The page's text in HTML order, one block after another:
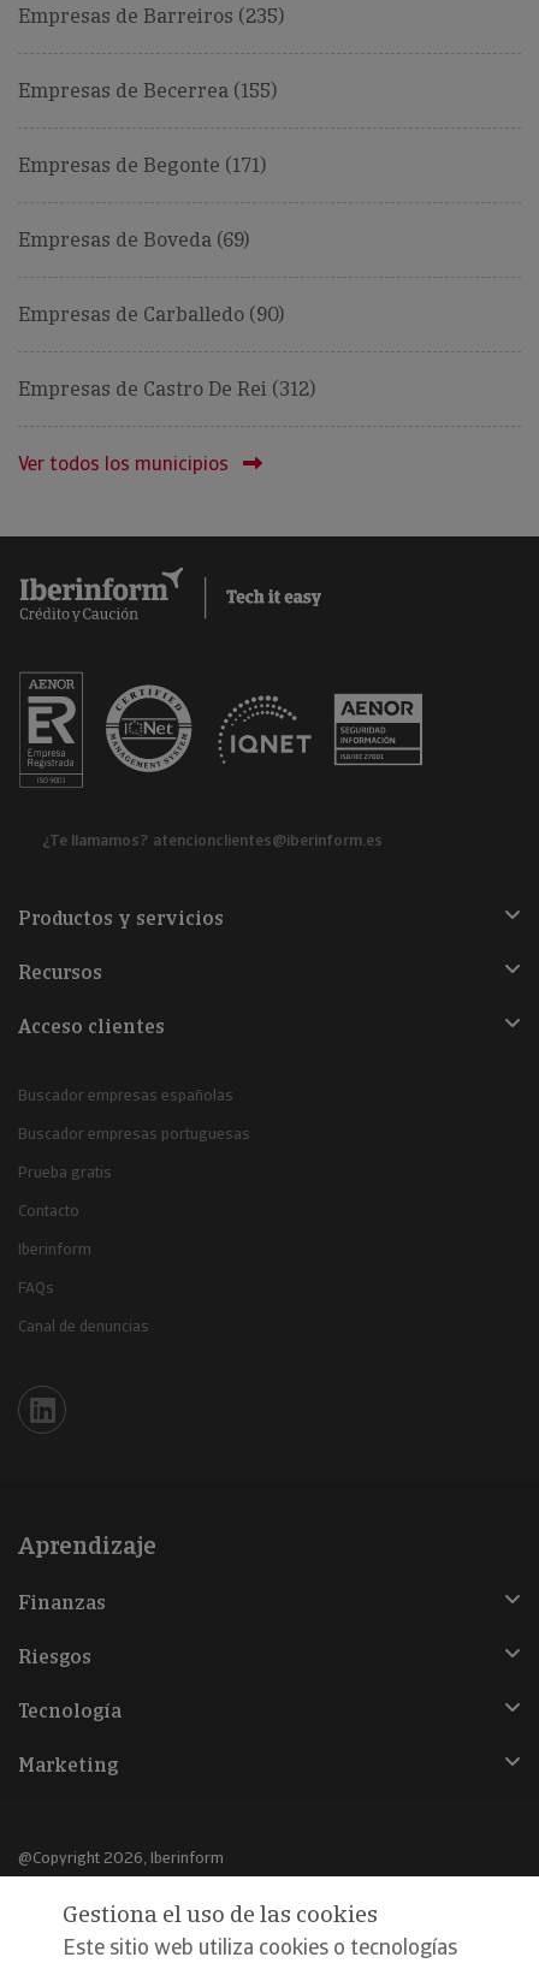
Empresas de Barreiros (235)
Empresas de Becerrea (155)
Empresas de Begonte (171)
Empresas de Boveda (69)
Empresas de Carballedo (90)
Empresas de Castro De Rei (312)
Ver todos los municipios
¿Te llamamos? atencionclientes@iberinform.es
Productos y servicios
Recursos
Acceso clientes
Buscador empresas españolas
Buscador empresas portuguesas
Prueba gratis
Contacto
Iberinform
FAQs
Canal de denuncias
Iberinform en Linkedin
Aprendizaje
Finanzas
Riesgos
Tecnología
Marketing
@Copyright 2026, Iberinform
Aviso legal
Política de cookies
Gestiona el uso de las cookies
Este sitio web utiliza cookies o tecnologías